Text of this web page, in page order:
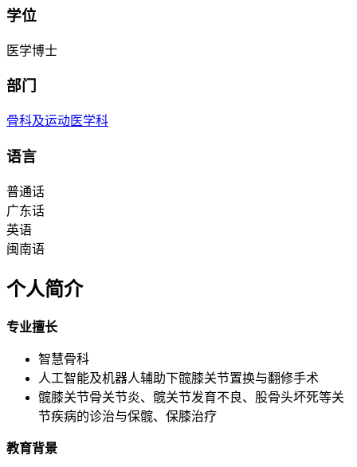
学位
医学博士
部门
骨科及运动医学科
语言
普通话
广东话
英语
闽南语
个人简介
专业擅长
智慧骨科
人工智能及机器人辅助下髋膝关节置换与翻修手术
髋膝关节骨关节炎、髋关节发育不良、股骨头坏死等关
节疾病的诊治与保髋、保膝治疗
教育背景